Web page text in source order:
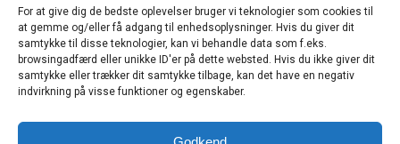
For at give dig de bedste oplevelser bruger vi teknologier som cookies til
at gemme og/eller få adgang til enhedsoplysninger. Hvis du giver dit
samtykke til disse teknologier, kan vi behandle data som f.eks.
browsingadfærd eller unikke ID'er på dette websted. Hvis du ikke giver dit
samtykke eller trækker dit samtykke tilbage, kan det have en negativ
indvirkning på visse funktioner og egenskaber.
Salg og jobannoncer:
salg@travelmedianordic.com
Vi tager ansvar for indholdet og er tilmeldt